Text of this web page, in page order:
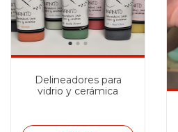
Delineadores para
vidrio y cerámica